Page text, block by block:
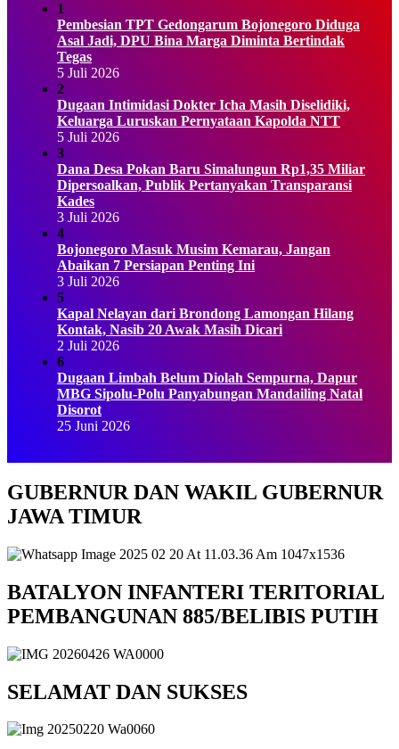
1
Pembesian TPT Gedongarum Bojonegoro Diduga
Asal Jadi, DPU Bina Marga Diminta Bertindak
Tegas
5 Juli 2026
2
Dugaan Intimidasi Dokter Icha Masih Diselidiki,
Keluarga Luruskan Pernyataan Kapolda NTT
5 Juli 2026
3
Dana Desa Pokan Baru Simalungun Rp1,35 Miliar
Dipersoalkan, Publik Pertanyakan Transparansi
Kades
3 Juli 2026
4
Bojonegoro Masuk Musim Kemarau, Jangan
Abaikan 7 Persiapan Penting Ini
3 Juli 2026
5
Kapal Nelayan dari Brondong Lamongan Hilang
Kontak, Nasib 20 Awak Masih Dicari
2 Juli 2026
6
Dugaan Limbah Belum Diolah Sempurna, Dapur
MBG Sipolu-Polu Panyabungan Mandailing Natal
Disorot
25 Juni 2026
GUBERNUR DAN WAKIL GUBERNUR
JAWA TIMUR
BATALYON INFANTERI TERITORIAL
PEMBANGUNAN 885/BELIBIS PUTIH
SELAMAT DAN SUKSES